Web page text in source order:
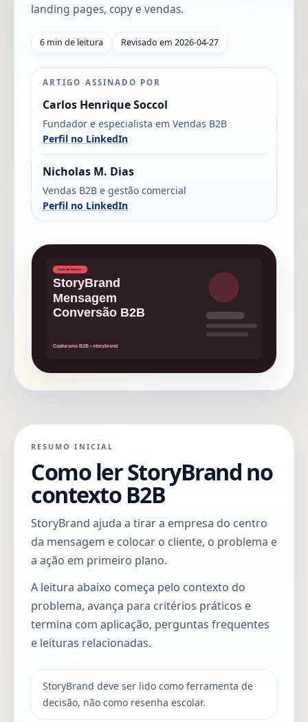
landing pages, copy e vendas.
6 min de leitura Revisado em 2026-04-27
ARTIGO ASSINADO POR
Carlos Henrique Soccol
Fundador e especialista em Vendas B2B
Perfil no LinkedIn
Nicholas M. Dias
Vendas B2B e gestão comercial
Perfil no LinkedIn
RESUMO INICIAL
Como ler StoryBrand no
contexto B2B
StoryBrand ajuda a tirar a empresa do centro
da mensagem e colocar o cliente, o problema e
a ação em primeiro plano.
A leitura abaixo começa pelo contexto do
problema, avança para critérios práticos e
termina com aplicação, perguntas frequentes
e leituras relacionadas.
StoryBrand deve ser lido como ferramenta de
decisão, não como resenha escolar.